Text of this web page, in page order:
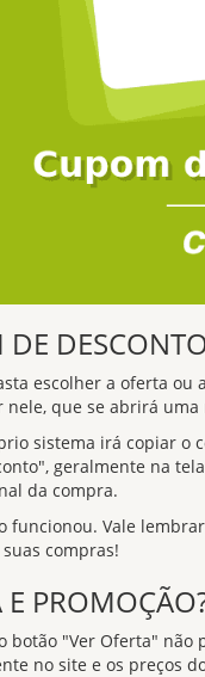
escolher a oferta
que se abrirá
sistema irá copiar
geralmente na
da compra.
funcionou. Vale
compras!
botão "Ver Oferta"
no site e os preços